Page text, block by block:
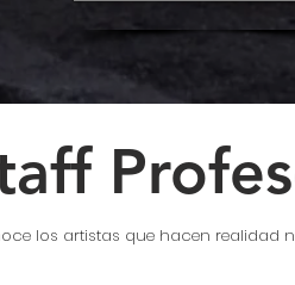
los artistas que hacen realidad